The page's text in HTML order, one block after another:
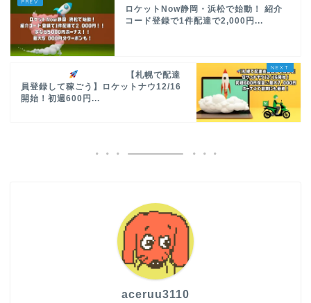
ロケットNow静岡・浜松で始動！ 紹介
コード登録で1件配達で2,000円...
【札幌で配達
員登録して稼ごう】ロケットナウ12/16
開始！初週600円...
aceruu3110